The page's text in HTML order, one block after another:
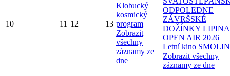
10 11 12 13
Klobucký
kosmický
program
Zobrazit
všechny
záznamy ze
dne
ODPOLEDNE
ZÁVRŠSKÉ
DOŽÍNKY LIPINA
OPEN AIR 2026
Letní kino
Zobrazit všechny
záznamy ze dne